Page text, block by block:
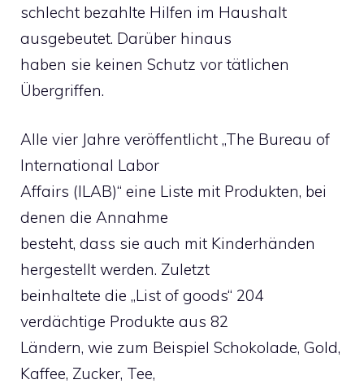
schlecht bezahlte Hilfen im Haushalt
ausgebeutet. Darüber hinaus
haben sie keinen Schutz vor tätlichen
Übergriffen.
Alle vier Jahre veröffentlicht „The Bureau of
International Labor
Affairs (ILAB)“ eine Liste mit Produkten, bei
denen die Annahme
besteht, dass sie auch mit Kinderhänden
hergestellt werden. Zuletzt
beinhaltete die „List of goods“ 204
verdächtige Produkte aus 82
Ländern, wie zum Beispiel Schokolade, Gold,
Kaffee, Zucker, Tee,